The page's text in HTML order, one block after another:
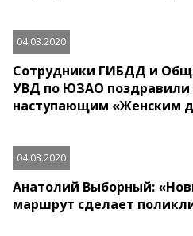
04.03.2020
Сотрудники ГИБДД и
УВД по ЮЗАО поздравили
наступающим «Женским
04.03.2020
Анатолий Выборный:
маршрут сделает